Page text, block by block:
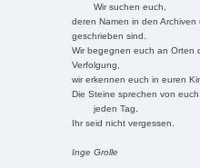
Wir suchen euch,
deren Namen in den Archiven
geschrieben sind.
Wir begegnen euch an Orten
Verfolgung,
wir erkennen euch in euren
Die Steine sprechen von euch,
jeden Tag.
Ihr seid nicht vergessen.
Inge Grolle